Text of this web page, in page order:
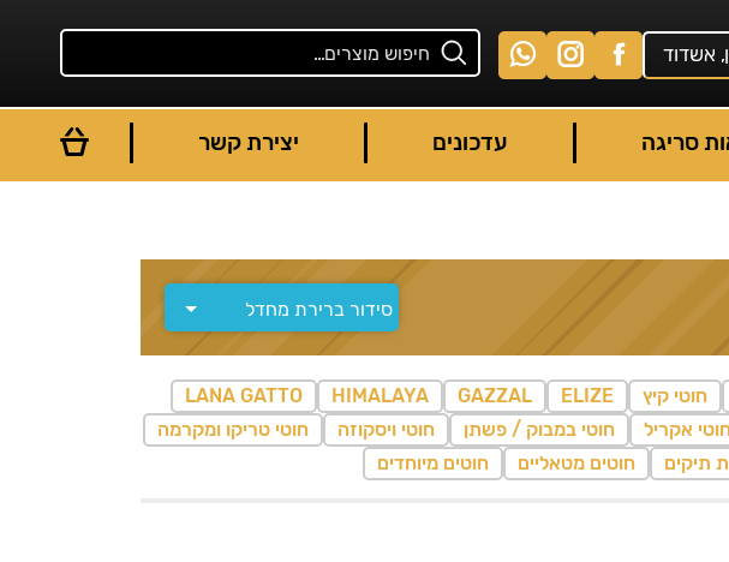
אשדוד
סריגה עדכונים יצירת קשר
חוטי קיץ ELIZE
GAZZAL
HIMALAYA
LANA GATTO
אקריל חוטי במבוק / פשתן חוטי ויסקוזה
חוטי טריקו ומקרמה
תיקים חוטים מטאליים חוטים מיוחדים